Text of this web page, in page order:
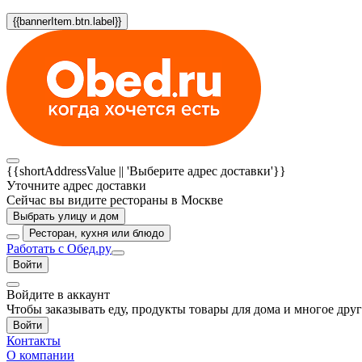
{{bannerItem.btn.label}}
{{shortAddressValue || 'Выберите адрес доставки'}}
Уточните адрес доставки
Сейчас вы видите рестораны в Москве
Выбрать улицу и дом
Ресторан, кухня или блюдо
Работать с Обед.ру
Войти
Войдите в аккаунт
Чтобы заказывать еду, продукты товары для дома и многое
Войти
Контакты
О компании